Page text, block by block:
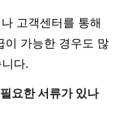
고객센터를 통해
이 가능한 경우도 많
다.
요한 서류가 있나